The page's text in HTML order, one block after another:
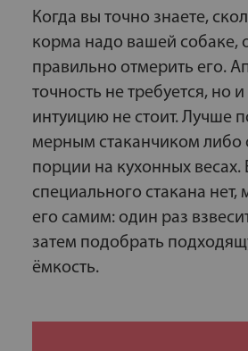
Когда вы точно знаете,
корма надо вашей собаке,
правильно отмерить его.
точность не требуется, но
интуицию не стоит. Лучше
мерным стаканчиком либо
порции на кухонных весах.
специального стакана нет,
его самим: один раз
затем подобрать
ёмкость.